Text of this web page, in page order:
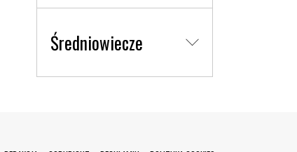
Średniowiecze